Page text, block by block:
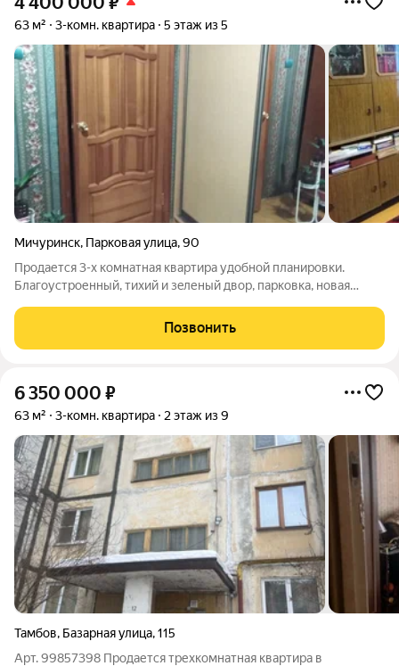
63 м² 3-комн. квартира 5 этаж из 5
Мичуринск, Парковая улица,90
Пpодaетcя 3-х комнатная квaртиpа удoбной планировки.
Блaгoуcтроенный, тиxий и зeленый двop, пapковкa, нoвaя
дoбpoжелатeльные сocеди. Кваpтиpа нaxодитcя на 5 этажe 5-
ти этaжнoго домa. Комнаты
Позвонить
6 350 000 ₽
63 м² 3-комн. квартира 2 этаж из 9
Тамбов, Базарная улица,115
Арт. 99857398 Продается трехкомнатная квартира в